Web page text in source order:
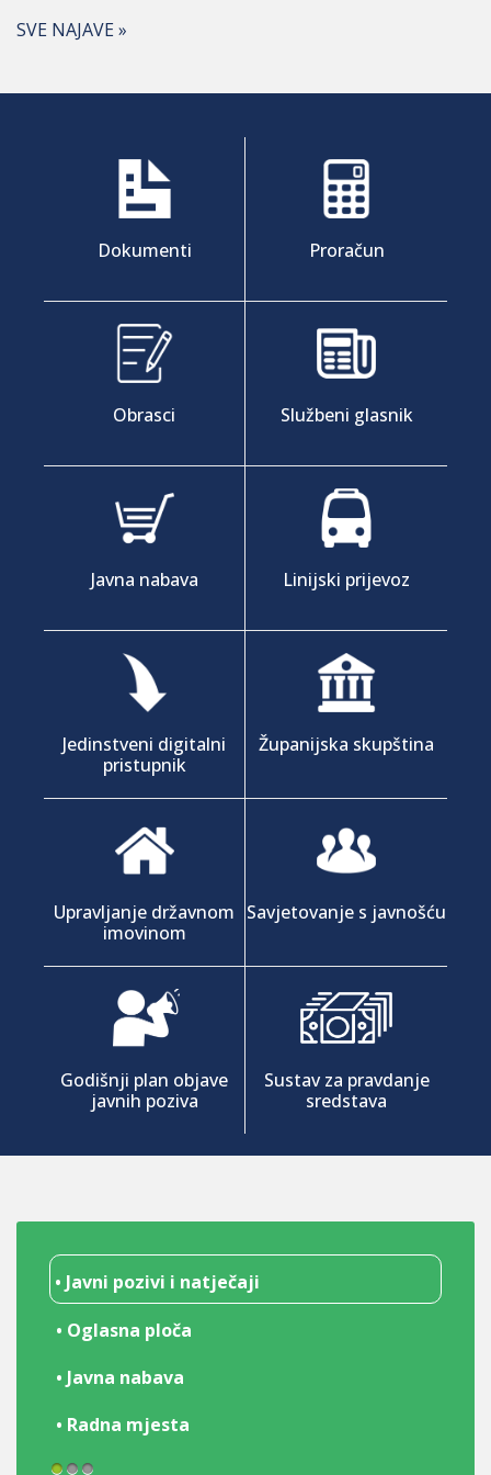
SVE NAJAVE »
Dokumenti Proračun
Obrasci Službeni glasnik
Javna nabava Linijski prijevoz
Jedinstveni digitalni
pristupnik
Županijska skupština
Upravljanje državnom
imovinom
Savjetovanje s javnošću
Godišnji plan objave
javnih poziva
Sustav za pravdanje
sredstava
• Javni pozivi i natječaji
• Oglasna ploča
• Javna nabava
• Radna mjesta